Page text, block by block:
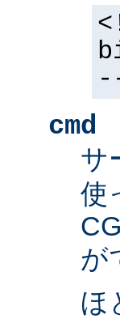
cmd
サ
使
が
ほ